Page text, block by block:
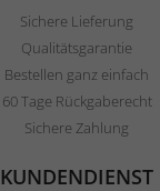
Sichere Lieferung
Qualitätsgarantie
Bestellen ganz einfach
60 Tage Rückgaberecht
Sichere Zahlung
KUNDENDIENST